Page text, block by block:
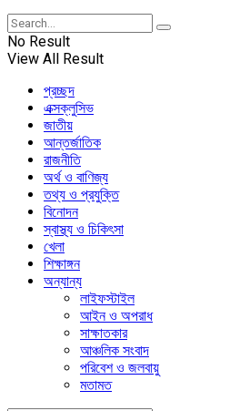
No Result
View All Result
প্রচ্ছদ
এক্সক্লুসিভ
জাতীয়
আন্তর্জাতিক
রাজনীতি
অর্থ ও বাণিজ্য
তথ্য ও প্রযুক্তি
বিনোদন
স্বাস্থ্য ও চিকিৎসা
খেলা
শিক্ষাঙ্গন
অন্যান্য
লাইফস্টাইল
আইন ও অপরাধ
সাক্ষাতকার
আঞ্চলিক সংবাদ
পরিবেশ ও জলবায়ু
মতামত